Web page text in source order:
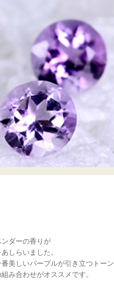
ダーの香りが
しらいました。
美しいパープルが引き立つトーン
み合わせがオススメです。